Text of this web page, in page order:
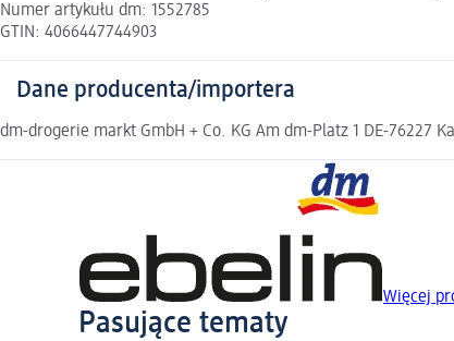
Numer artykułu dm: 1552785
GTIN: 4066447744903
Dane producenta/importera
dm-drogerie markt GmbH + Co. KG Am dm-Platz 1 DE-76227
Więcej
Pasujące tematy